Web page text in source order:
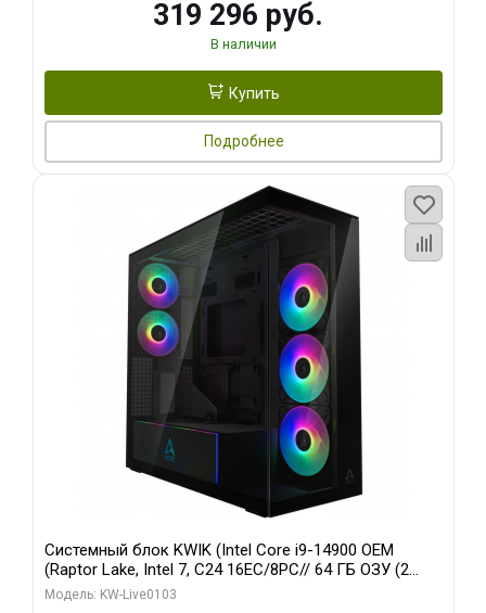
319 296 руб.
В наличии
Купить
Подробнее
Системный блок KWIK (Intel Core i9-14900 OEM
(Raptor Lake, Intel 7, C24 16EC/8PC// 64 ГБ ОЗУ (2
модуля)/ Afox RTX4090 24GB GDDR6X 384-Bit 3xDP
Модель: KW-Live0103